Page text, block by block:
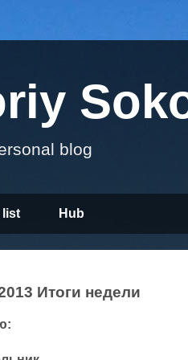
blog
list Hub
Итоги недели